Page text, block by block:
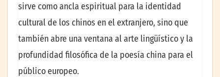
sirve como ancla espiritual para la identidad
cultural de los chinos en el extranjero, sino que
también abre una ventana al arte lingüístico y la
profundidad filosófica de la poesía china para el
público europeo.